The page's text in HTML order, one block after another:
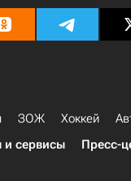
ЗОЖ Хоккей
и сервисы Пресс-